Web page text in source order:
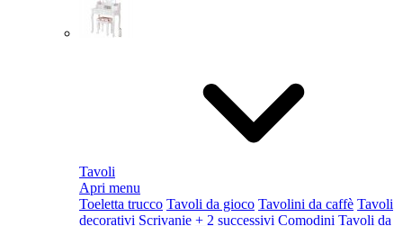
Tavoli
Apri menu
Toeletta trucco Tavoli da gioco Tavolini da caffè Tavoli
decorativi Scrivanie + 2 successivi Comodini Tavoli da